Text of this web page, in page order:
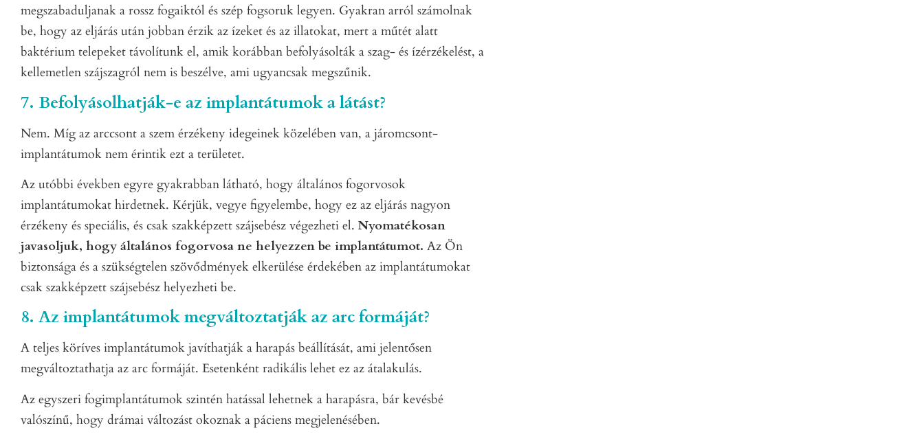
megszabaduljanak a rossz fogaiktól és szép fogsoruk legyen. Gyakran arról számolnak
be, hogy az eljárás után jobban érzik az ízeket és az illatokat, mert a műtét alatt
baktérium telepeket távolítunk el, amik korábban befolyásolták a szag- és ízérzékelést, a
kellemetlen szájszagról nem is beszélve, ami ugyancsak megszűnik.
7. Befolyásolhatják-e az implantátumok a látást?
Nem. Míg az arccsont a szem érzékeny idegeinek közelében van, a járomcsont-
implantátumok nem érintik ezt a területet.
Az utóbbi években egyre gyakrabban látható, hogy általános fogorvosok
implantátumokat hirdetnek. Kérjük, vegye figyelembe, hogy ez az eljárás nagyon
érzékeny és speciális, és csak szakképzett szájsebész végezheti el. Nyomatékosan
javasoljuk, hogy általános fogorvosa ne helyezzen be implantátumot. Az Ön
biztonsága és a szükségtelen szövődmények elkerülése érdekében az implantátumokat
csak szakképzett szájsebész helyezheti be.
8. Az implantátumok megváltoztatják az arc formáját?
A teljes köríves implantátumok javíthatják a harapás beállítását, ami jelentősen
megváltoztathatja az arc formáját. Esetenként radikális lehet ez az átalakulás.
Az egyszeri fogimplantátumok szintén hatással lehetnek a harapásra, bár kevésbé
valószínű, hogy drámai változást okoznak a páciens megjelenésében.